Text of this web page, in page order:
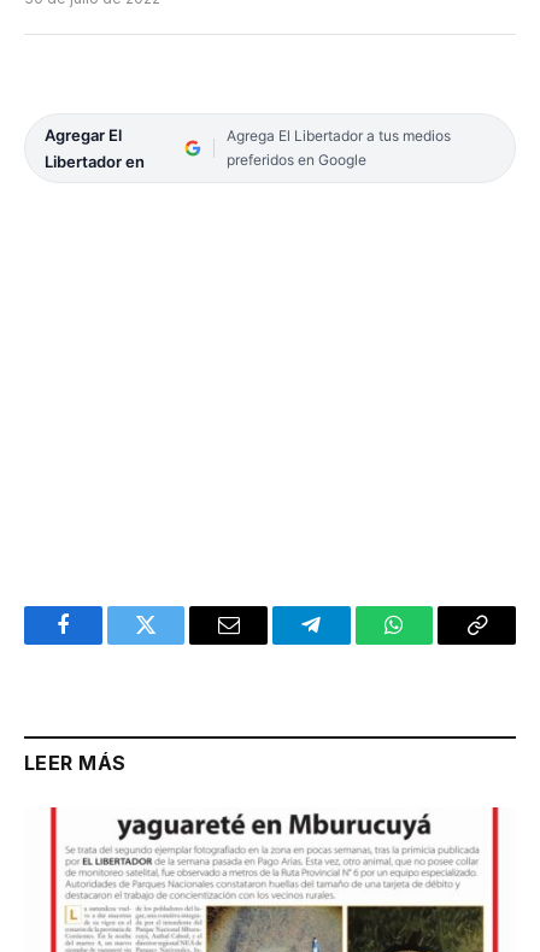
Agregar El
Libertador en
Agrega El Libertador a tus medios
preferidos en Google
FacebookTwitter Email TelegramWhatsAppCopy
LEER MÁS